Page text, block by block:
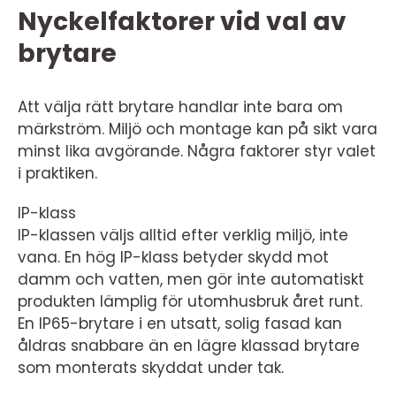
Nyckelfaktorer vid val av
brytare
Att välja rätt brytare handlar inte bara om
märkström. Miljö och montage kan på sikt vara
minst lika avgörande. Några faktorer styr valet
i praktiken.
IP-klass
IP-klassen väljs alltid efter verklig miljö, inte
vana. En hög IP-klass betyder skydd mot
damm och vatten, men gör inte automatiskt
produkten lämplig för utomhusbruk året runt.
En IP65-brytare i en utsatt, solig fasad kan
åldras snabbare än en lägre klassad brytare
som monterats skyddat under tak.